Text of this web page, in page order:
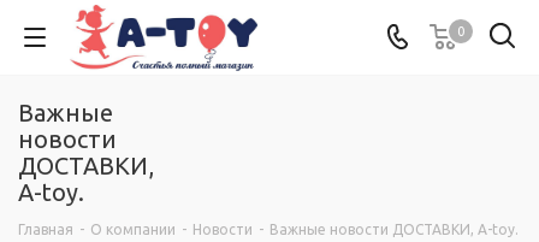
0
Важные
новости
ДОСТАВКИ,
A-toy.
Главная - О компании - Новости - Важные новости ДОСТАВКИ, A-toy.